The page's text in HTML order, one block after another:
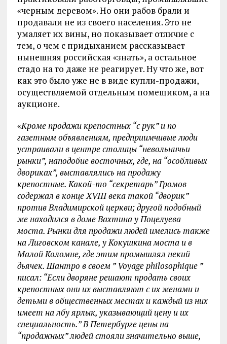
«черным деревом». Но они рабов брали и
продавали не из своего населения. Это не
умаляет их вины, но показывает отличие с
тем, о чем с придыханием рассказывает
нынешняя российская «знать», а остальное
стадо на то даже не реагирует. Ну что же, вот
как это было уже не в виде купли-продажи,
осуществляемой отдельным помещиком, а на
аукционе.
«Кроме продажи крепостных “с рук” и по
газетным объявлениям, предприимчивые люди
устраивали в центре столицы “невольничьи
рынки”, наподобие восточных, где, на “особливых
двориках”, выставлялись на продажу
крепостные. Какой-то “секретарь” Громов
содержал в конце XVIII века такой “дворик”
против Владимирской церкви; другой подобный
же находился в доме Вахтина у Поцелуева
моста. Рынки для продажи людей имелись также
на Лиговском канале, у Кокушкина моста и в
Малой Коломне, где этим промышлял некий
дьячек. Шантро в своем ” Voyage philosophique ”
писал: “Если дворяне решают продать своих
крепостных они их выставляют с их женами и
детьми в общественных местах и каждый из них
имеет на лбу ярлык, указывающий цену и их
специальность.” В Петербурге цены на
“продажных” людей стояли значительно выше,